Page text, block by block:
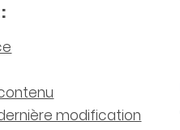
modification